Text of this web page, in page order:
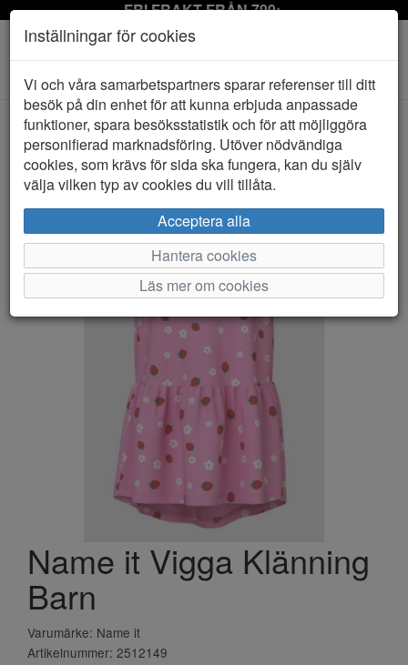
FRI FRAKT FRÅN 799:-
Toggle
navigation
HEM NAME IT
Name it Vigga Klänning
Barn
Varumärke: Name it
Artikelnummer: 2512149
Inställningar för cookies
Vi och våra samarbetspartners sparar referenser till ditt
besök på din enhet för att kunna erbjuda anpassade
funktioner, spara besöksstatistik och för att möjliggöra
personifierad marknadsföring. Utöver nödvändiga
cookies, som krävs för sida ska fungera, kan du själv
välja vilken typ av cookies du vill tillåta.
Acceptera alla
Hantera cookies
Läs mer om cookies